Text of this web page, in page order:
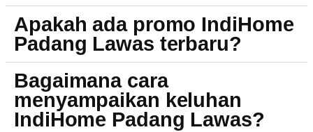
Apakah ada promo IndiHome
Padang Lawas terbaru?
Bagaimana cara
menyampaikan keluhan
IndiHome Padang Lawas?